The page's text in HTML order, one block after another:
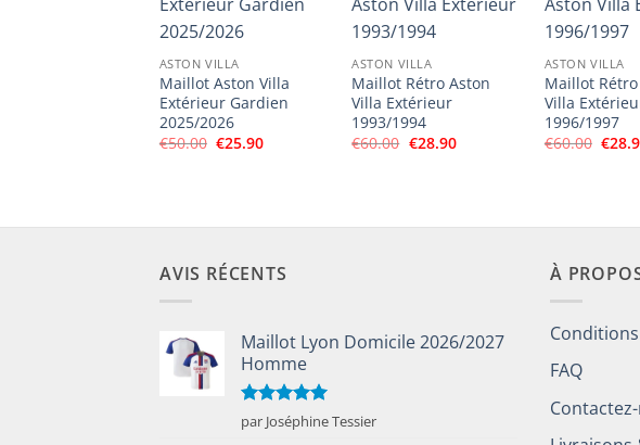
ASTON VILLA
Maillot Aston Villa
Extérieur Gardien
2025/2026
€50.00 Le
€25.90Le
ASTON VILLA
Maillot Rétro Aston
Villa Extérieur
1993/1994
€60.00 Le
€28.90Le
ASTON VILLA
Maillot
Villa
1996/1997
€60.00 Le
€
AVIS RÉCENTS
Maillot Lyon Domicile 2026/2027
Homme
Note5sur
5
par Joséphine Tessier
À
FAQ